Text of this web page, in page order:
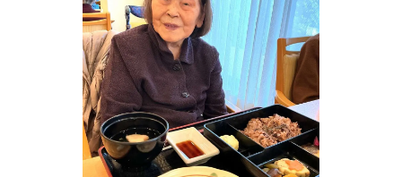
皆様の笑顔がみれた最高の１日となりました☆